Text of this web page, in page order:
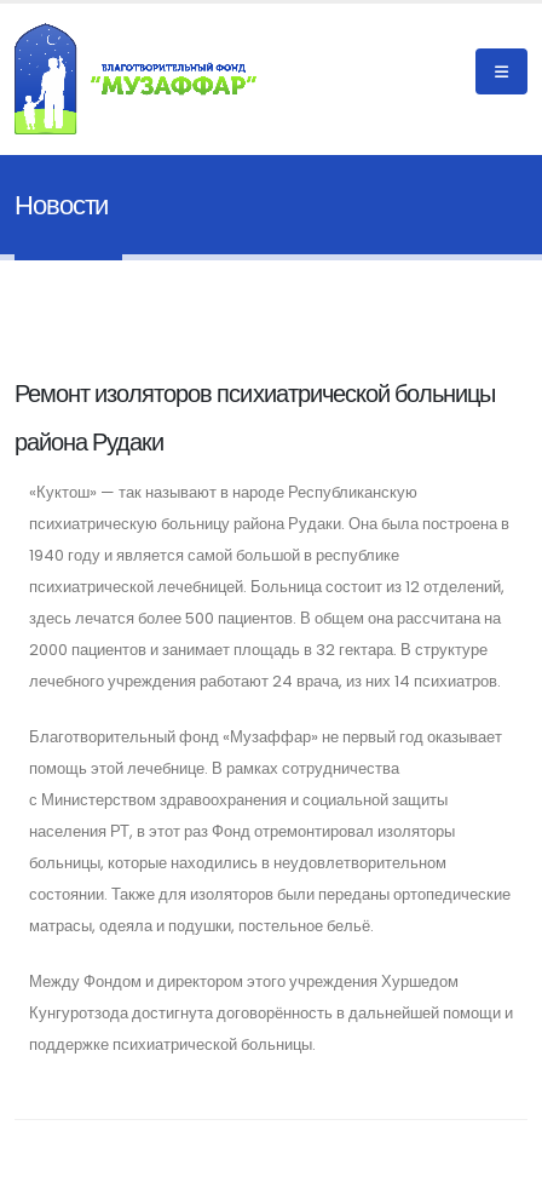
Новости
Ремонт изоляторов психиатрической больницы
района Рудаки
«Куктош» — так называют в народе Республиканскую
психиатрическую больницу района Рудаки. Она была построена в
1940 году и является самой большой в республике
психиатрической лечебницей. Больница состоит из 12 отделений,
здесь лечатся более 500 пациентов. В общем она рассчитана на
2000 пациентов и занимает площадь в 32 гектара. В структуре
лечебного учреждения работают 24 врача, из них 14 психиатров.
Благотворительный фонд «Музаффар» не первый год оказывает
помощь этой лечебнице. В рамках сотрудничества
с Министерством здравоохранения и социальной защиты
населения РТ, в этот раз Фонд отремонтировал изоляторы
больницы, которые находились в неудовлетворительном
состоянии. Также для изоляторов были переданы ортопедические
матрасы, одеяла и подушки, постельное бельё.
Между Фондом и директором этого учреждения Хуршедом
Кунгуротзода достигнута договорённость в дальнейшей помощи и
поддержке психиатрической больницы.